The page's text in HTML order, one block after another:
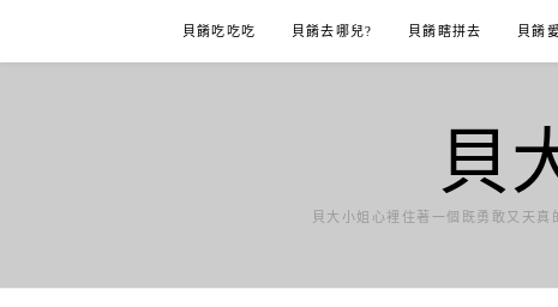
content
貝餚吃吃吃 貝餚去哪兒? 貝餚瞎拼去 貝餚
貝
貝大小姐心裡住著一個既勇敢又天